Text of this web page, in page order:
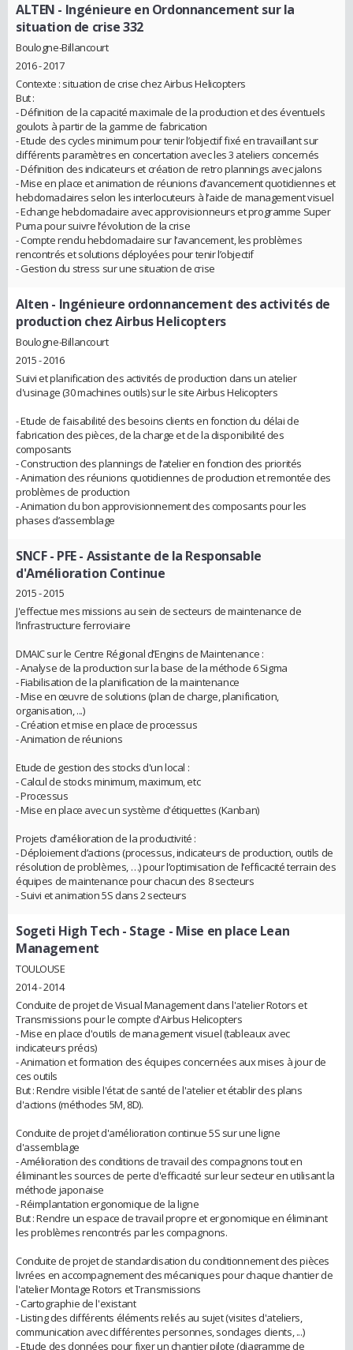
ALTEN - Ingénieure en Ordonnancement sur la
situation de crise 332
Boulogne-Billancourt
2016 - 2017
Contexte : situation de crise chez Airbus Helicopters
But :
- Définition de la capacité maximale de la production et des éventuels
goulots à partir de la gamme de fabrication
- Etude des cycles minimum pour tenir l’objectif fixé en travaillant sur
différents paramètres en concertation avec les 3 ateliers concernés
- Définition des indicateurs et création de retro plannings avec jalons
- Mise en place et animation de réunions d’avancement quotidiennes et
hebdomadaires selon les interlocuteurs à l’aide de management visuel
- Echange hebdomadaire avec approvisionneurs et programme Super
Puma pour suivre l’évolution de la crise
- Compte rendu hebdomadaire sur l’avancement, les problèmes
rencontrés et solutions déployées pour tenir l’objectif
- Gestion du stress sur une situation de crise
Alten - Ingénieure ordonnancement des activités de
production chez Airbus Helicopters
Boulogne-Billancourt
2015 - 2016
Suivi et planification des activités de production dans un atelier
d'usinage (30 machines outils) sur le site Airbus Helicopters
- Etude de faisabilité des besoins clients en fonction du délai de
fabrication des pièces, de la charge et de la disponibilité des
composants
- Construction des plannings de l’atelier en fonction des priorités
- Animation des réunions quotidiennes de production et remontée des
problèmes de production
- Animation du bon approvisionnement des composants pour les
phases d’assemblage
SNCF- PFE - Assistante de la Responsable
d'Amélioration Continue
2015 - 2015
J'effectue mes missions au sein de secteurs de maintenance de
l’infrastructure ferroviaire
DMAIC sur le Centre Régional d’Engins de Maintenance :
- Analyse de la production sur la base de la méthode 6 Sigma
- Fiabilisation de la planification de la maintenance
- Mise en œuvre de solutions (plan de charge, planification,
organisation, ...)
- Création et mise en place de processus
- Animation de réunions
Etude de gestion des stocks d'un local :
- Calcul de stocks minimum, maximum, etc
- Processus
- Mise en place avec un système d'étiquettes (Kanban)
Projets d’amélioration de la productivité :
- Déploiement d’actions (processus, indicateurs de production, outils de
résolution de problèmes, …) pour l’optimisation de l’efficacité terrain des
équipes de maintenance pour chacun des 8 secteurs
- Suivi et animation 5S dans 2 secteurs
Sogeti High Tech - Stage - Mise en place Lean
Management
TOULOUSE
2014 - 2014
Conduite de projet de Visual Management dans l'atelier Rotors et
Transmissions pour le compte d'Airbus Helicopters
- Mise en place d'outils de management visuel (tableaux avec
indicateurs précis)
- Animation et formation des équipes concernées aux mises à jour de
ces outils
But : Rendre visible l'état de santé de l'atelier et établir des plans
d'actions (méthodes 5M, 8D).
Conduite de projet d'amélioration continue 5S sur une ligne
d'assemblage
- Amélioration des conditions de travail des compagnons tout en
éliminant les sources de perte d'efficacité sur leur secteur en utilisant la
méthode japonaise
- Réimplantation ergonomique de la ligne
But : Rendre un espace de travail propre et ergonomique en éliminant
les problèmes rencontrés par les compagnons.
Conduite de projet de standardisation du conditionnement des pièces
livrées en accompagnement des mécaniques pour chaque chantier de
l'atelier Montage Rotors et Transmissions
- Cartographie de l'existant
- Listing des différents éléments reliés au sujet (visites d'ateliers,
communication avec différentes personnes, sondages clients, ...)
- Etude des données pour fixer un chantier pilote (diagramme de